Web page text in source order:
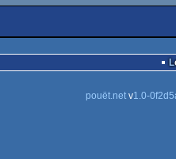
pouët.netv1.0-